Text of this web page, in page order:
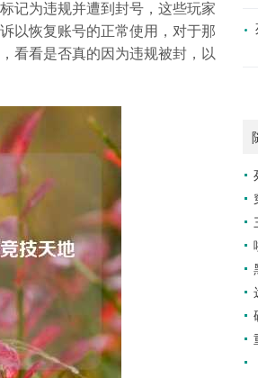
记为违规并遭到封号，这些玩家
以恢复账号的正常使用，对于那
看看是否真的因为违规被封，以